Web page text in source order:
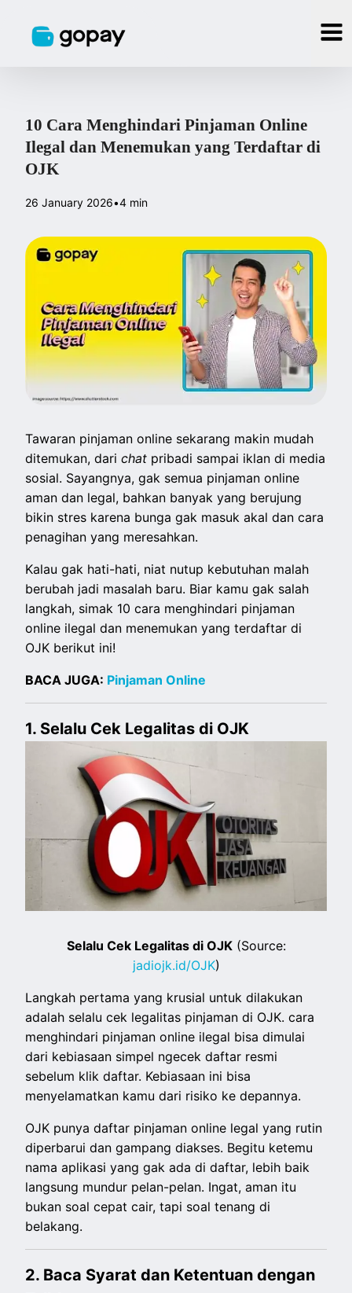
10 Cara Menghindari Pinjaman Online
Ilegal dan Menemukan yang Terdaftar di
OJK
26 January 2026•4 min
Tawaran pinjaman online sekarang makin mudah
ditemukan, darichat pribadi sampai iklan di media
sosial. Sayangnya, gak semua pinjaman online
aman dan legal, bahkan banyak yang berujung
bikin stres karena bunga gak masuk akal dan cara
penagihan yang meresahkan.
Kalau gak hati-hati, niat nutup kebutuhan malah
berubah jadi masalah baru. Biar kamu gak salah
langkah, simak 10 cara menghindari pinjaman
online ilegal dan menemukan yang terdaftar di
OJK berikut ini!
BACA JUGA: Pinjaman Online
1. Selalu Cek Legalitas di OJK
Selalu Cek Legalitas di OJK(Source:
jadiojk.id/OJK)
Langkah pertama yang krusial untuk dilakukan
adalah selalu cek legalitas pinjaman di OJK. cara
menghindari pinjaman online ilegal bisa dimulai
dari kebiasaan simpel ngecek daftar resmi
sebelum klik daftar. Kebiasaan ini bisa
menyelamatkan kamu dari risiko ke depannya.
OJK punya daftar pinjaman online legal yang rutin
diperbarui dan gampang diakses. Begitu ketemu
nama aplikasi yang gak ada di daftar, lebih baik
langsung mundur pelan-pelan. Ingat, aman itu
bukan soal cepat cair, tapi soal tenang di
belakang.
2. Baca Syarat dan Ketentuan dengan